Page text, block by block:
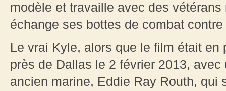
modèle et travaille avec des vétérans
échange ses bottes de combat
Le vrai Kyle, alors que le film était
près de Dallas le 2 février 2013,
ancien marine, Eddie Ray Routh, qui